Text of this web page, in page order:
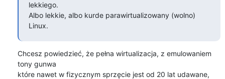
lekkiego.
Albo lekkie, albo kurde parawirtualizowany (wolno)
Linux.
Chcesz powiedzieć, że pełna wirtualizacja, z emulowaniem
tony gunwa
które nawet w fizycznym sprzęcie jest od 20 lat udawane,